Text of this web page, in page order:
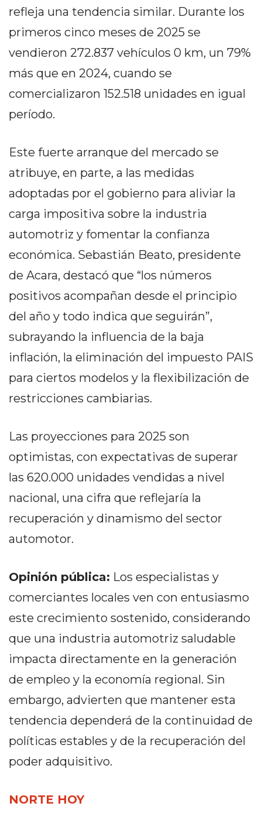
POLÍTICAS
PRIVACIDAD
MAPA
DEL
DIARIO
TAPA
DIA
REPORTERO
DIARIO
DEPORTIVO
MEDIOS
INFOPBA
PUBLICITÁ
NORTE
HOY
HORA
NOTICIAS
VIRTUAL
DE
ARRECIFES
NOTICIAS
SALTO
ZÁRATE
CAMPANA
NOTICIAS
ZÁRATE
NOTICIAS
DE
EXALTACIÓN
DE
LA
(BUENOS
EL
refleja una tendencia similar. Durante los
primeros cinco meses de 2025 se
vendieron 272.837 vehículos 0 km, un 79%
más que en 2024, cuando se
comercializaron 152.518 unidades en igual
período.
Este fuerte arranque del mercado se
atribuye, en parte, a las medidas
adoptadas por el gobierno para aliviar la
carga impositiva sobre la industria
automotriz y fomentar la confianza
económica. Sebastián Beato, presidente
de Acara, destacó que “los números
positivos acompañan desde el principio
del año y todo indica que seguirán”,
subrayando la influencia de la baja
inflación, la eliminación del impuesto PAIS
para ciertos modelos y la flexibilización de
restricciones cambiarias.
Las proyecciones para 2025 son
optimistas, con expectativas de superar
las 620.000 unidades vendidas a nivel
nacional, una cifra que reflejaría la
recuperación y dinamismo del sector
automotor.
Opinión pública: Los especialistas y
comerciantes locales ven con entusiasmo
este crecimiento sostenido, considerando
que una industria automotriz saludable
impacta directamente en la generación
de empleo y la economía regional. Sin
embargo, advierten que mantener esta
tendencia dependerá de la continuidad de
políticas estables y de la recuperación del
poder adquisitivo.
NORTE HOY